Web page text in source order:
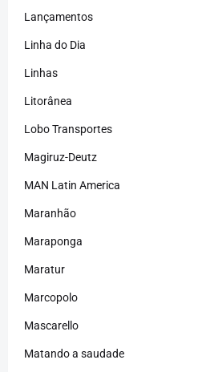
Lançamentos
Linha do Dia
Linhas
Litorânea
Lobo Transportes
Magiruz-Deutz
MAN Latin America
Maranhão
Maraponga
Maratur
Marcopolo
Mascarello
Matando a saudade